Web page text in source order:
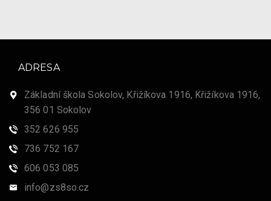
ADRESA
Základní škola Sokolov, Křižíkova 1916, Křižíkova 1916,
356 01 Sokolov
352 626 955
736 752 167
606 053 085
info@zs8so.cz